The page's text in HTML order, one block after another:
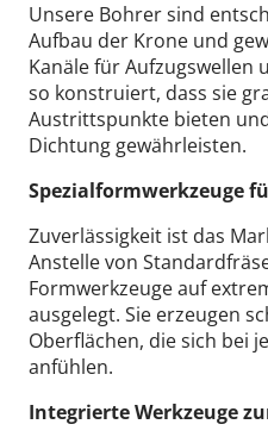
Unsere Bohrer sind
Aufbau der Krone und
Kanäle für Aufzugswellen
so konstruiert, dass sie
Austrittspunkte bieten
Dichtung gewährleisten.
Spezialformwerkzeuge
Zuverlässigkeit ist das
Anstelle von
Formwerkzeuge auf
ausgelegt. Sie erzeugen
Oberflächen, die sich bei
anfühlen.
Integrierte Werkzeuge